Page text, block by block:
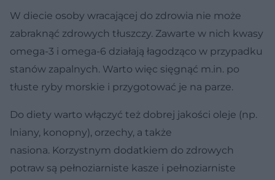
W diecie osoby wracającej do zdrowia nie może
zabraknąć zdrowych tłuszczy. Zawarte w nich kwasy
omega-3 i omega-6 działają łagodząco w przypadku
stanów zapalnych. Warto więc sięgnąć m.in. po
tłuste ryby morskie i przygotować je na parze.
Do diety warto włączyć też dobrej jakości oleje (np.
lniany, konopny), orzechy, a także
nasiona. Korzystnym dodatkiem do zdrowych
potraw są pełnoziarniste kasze i pełnoziarniste